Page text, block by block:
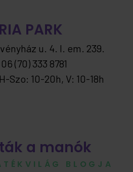
PARK
u. 4. I. em. 239.
06 (70) 333 8781
H-Szo: 10-20h, V: 10-18h
a manók
BLOGJA